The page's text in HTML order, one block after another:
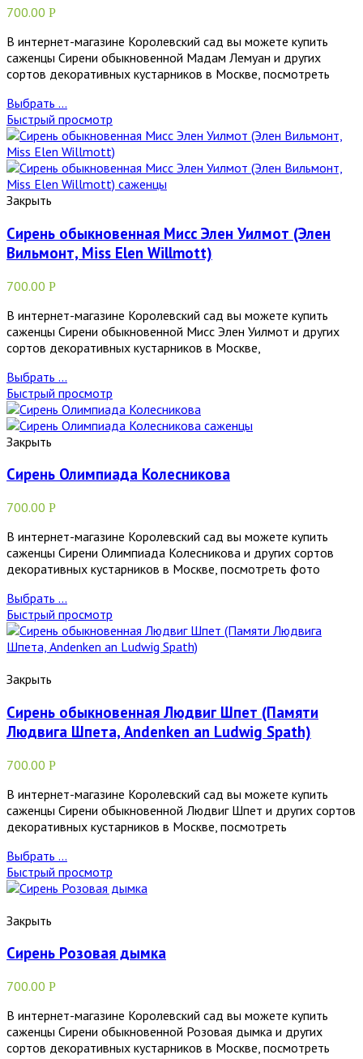
700.00 Р
В интернет-магазине Королевский сад вы можете купить
саженцы Сирени обыкновенной Мадам Лемуан и других
сортов декоративных кустарников в Москве, посмотреть
Выбрать ...
Быстрый просмотр
Закрыть
Сирень обыкновенная Мисс Элен Уилмот (Элен
Вильмонт, Miss Elen Willmott)
700.00 Р
В интернет-магазине Королевский сад вы можете купить
саженцы Сирени обыкновенной Мисс Элен Уилмот и других
сортов декоративных кустарников в Москве,
Выбрать ...
Быстрый просмотр
Закрыть
Сирень Олимпиада Колесникова
700.00 Р
В интернет-магазине Королевский сад вы можете купить
саженцы Сирени Олимпиада Колесникова и других сортов
декоративных кустарников в Москве, посмотреть фото
Выбрать ...
Быстрый просмотр
Закрыть
Сирень обыкновенная Людвиг Шпет (Памяти
Людвига Шпета, Andenken an Ludwig Spath)
700.00 Р
В интернет-магазине Королевский сад вы можете купить
саженцы Сирени обыкновенной Людвиг Шпет и других сортов
декоративных кустарников в Москве, посмотреть
Выбрать ...
Быстрый просмотр
Закрыть
Сирень Розовая дымка
700.00 Р
В интернет-магазине Королевский сад вы можете купить
саженцы Сирени обыкновенной Розовая дымка и других
сортов декоративных кустарников в Москве, посмотреть